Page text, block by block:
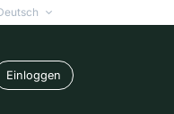
Einloggen